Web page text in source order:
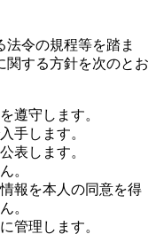
令の規程等を踏ま
関する方針を次のとお
遵守します。
手します。
表します。
。
報を本人の同意を得
。
管理します。